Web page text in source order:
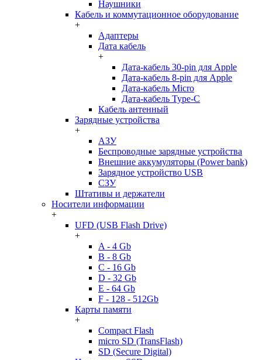
Наушники
Кабель и коммутационное оборудование
+
Адаптеры
Дата кабель
+
Дата-кабель 30-pin для Apple
Дата-кабель 8-pin для Apple
Дата-кабель Micro
Дата-кабель Type-C
Кабель антенный
Зарядные устройства
+
АЗУ
Беспроводные зарядные устройства
Внешние аккумуляторы (Power bank)
Зарядное устройство USB
СЗУ
Штативы и держатели
Носители информации
+
UFD (USB Flash Drive)
+
A - 4 Gb
B - 8 Gb
C - 16 Gb
D - 32 Gb
E - 64 Gb
F - 128 - 512Gb
Карты памяти
+
Compact Flash
micro SD (TransFlash)
SD (Secure Digital)